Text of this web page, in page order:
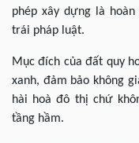
phép xây dựng là
trái pháp luật.
Mục đích của đất quy
xanh, đảm bảo không
hài hoà đô thị chứ
tầng hầm.